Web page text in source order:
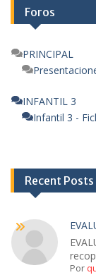
Foros
PRINCIPAL
INFANTIL 3
Infantil 3 -
Recent Posts
Por